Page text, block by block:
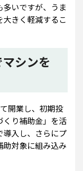
多いですが、うま
きく軽減するこ
シンを
開業し、初期投
くり補助金」を活
導入し、さらにプ
助対象に組み込み